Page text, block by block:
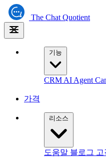
The Chat Quotient
기능
CRM AI Agent
가격
리소스
도움말 블로그 고